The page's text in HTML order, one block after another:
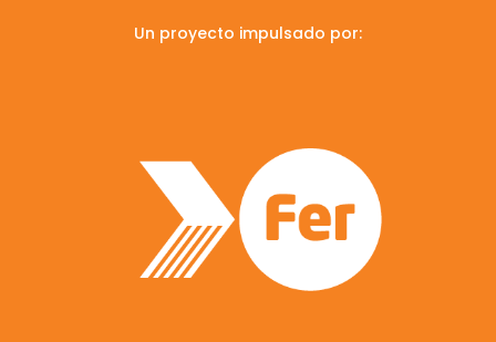
Un proyecto impulsado por: